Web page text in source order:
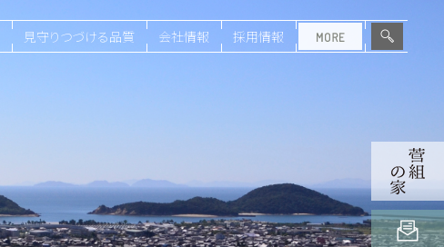
見守りつづける品質 会社情報 採用情報